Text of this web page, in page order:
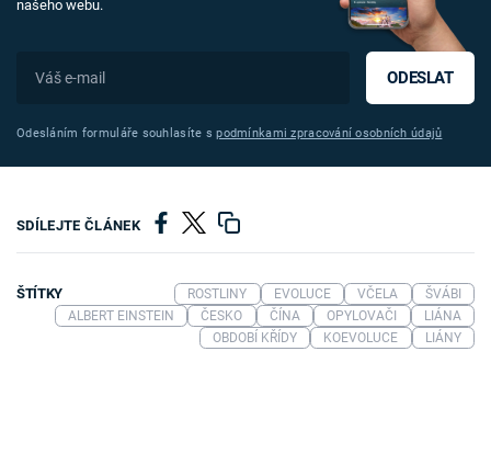
našeho webu.
ODESLAT
Odesláním formuláře souhlasíte spodmínkami zpracování osobních údajů
SDÍLEJTE ČLÁNEK
ŠTÍTKY ROSTLINY EVOLUCE VČELA
ŠVÁBI
ALBERT EINSTEIN
ČESKO ČÍNA OPYLOVAČI
LIÁNA
OBDOBÍ KŘÍDY
KOEVOLUCE LIÁNY